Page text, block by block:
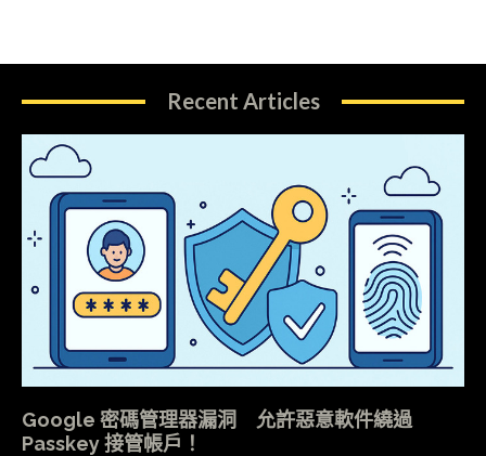
Recent Articles
Google 密碼管理器漏洞 允許惡意軟件繞過
Passkey 接管帳戶！